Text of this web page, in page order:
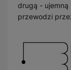
drugą - ujemną
przewodzi